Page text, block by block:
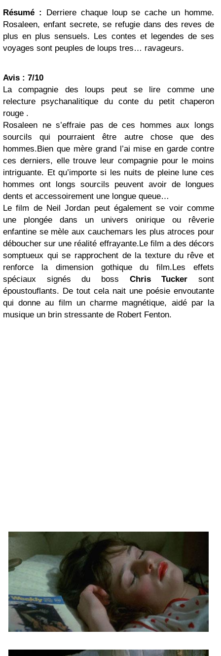
Résumé : Derriere chaque loup se cache un homme.
Rosaleen, enfant secrete, se refugie dans des reves de
plus en plus sensuels. Les contes et legendes de ses
voyages sont peuples de loups tres… ravageurs.
Avis : 7/10
La compagnie des loups peut se lire comme une
relecture psychanalitique du conte du petit chaperon
rouge .
Rosaleen ne s’effraie pas de ces hommes aux longs
sourcils qui pourraient être autre chose que des
hommes.Bien que mère grand l’ai mise en garde contre
ces derniers, elle trouve leur compagnie pour le moins
intriguante. Et qu’importe si les nuits de pleine lune ces
hommes ont longs sourcils peuvent avoir de longues
dents et accessoirement une longue queue…
Le film de Neil Jordan peut également se voir comme
une plongée dans un univers onirique ou rêverie
enfantine se mèle aux cauchemars les plus atroces pour
déboucher sur une réalité effrayante.Le film a des décors
somptueux qui se rapprochent de la texture du rêve et
renforce la dimension gothique du film.Les effets
spéciaux signés du boss Chris Tucker sont
époustouflants. De tout cela nait une poésie envoutante
qui donne au film un charme magnétique, aidé par la
musique un brin stressante de Robert Fenton.